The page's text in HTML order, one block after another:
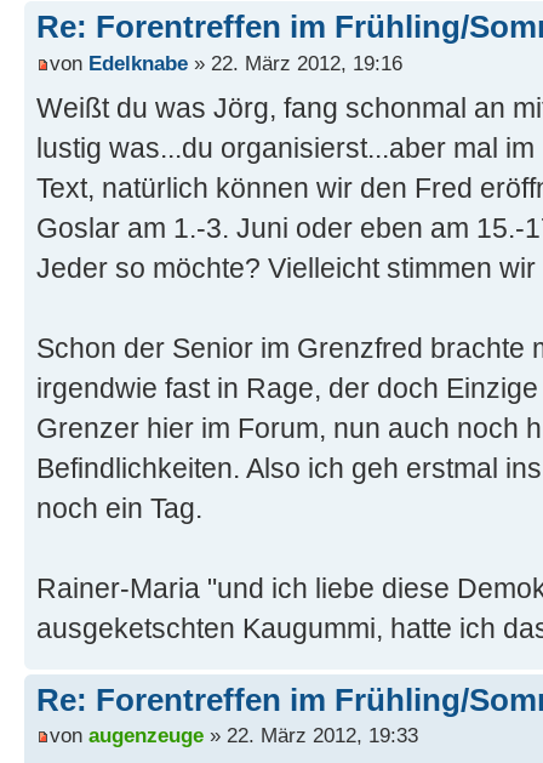
Re: Forentreffen im Frühling/
von Edelknabe » 22. März 2012, 19:16
Weißt du was Jörg, fang schonmal an
lustig was...du organisierst...aber mal
Text, natürlich können wir den Fred
Goslar am 1.-3. Juni oder eben am 15.-
Jeder so möchte? Vielleicht stimmen
Schon der Senior im Grenzfred brachte
irgendwie fast in Rage, der doch
Grenzer hier im Forum, nun auch noch
Befindlichkeiten. Also ich geh erstmal
noch ein Tag.
Rainer-Maria "und ich liebe diese
ausgeketschten Kaugummi, hatte ich
Re: Forentreffen im Frühling/
von augenzeuge » 22. März 2012, 19:33